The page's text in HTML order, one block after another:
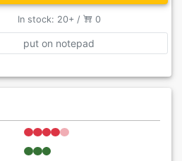
In stock: 20+ / 0
put on notepad